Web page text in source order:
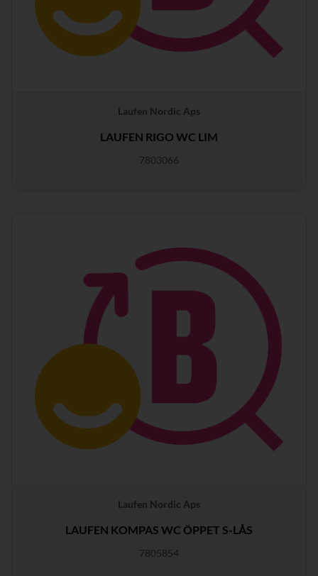
Laufen Nordic Aps
LAUFEN RIGO WC LIM
7803066
Laufen Nordic Aps
LAUFEN KOMPAS WC ÖPPET S-LÅS
7805854